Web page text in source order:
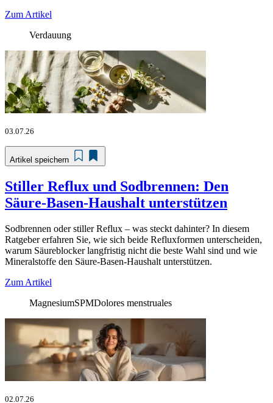
Zum Artikel
Verdauung
03.07.26
Artikel speichern
Stiller Reflux und Sodbrennen: Den
Säure-Basen-Haushalt unterstützen
Sodbrennen oder stiller Reflux – was steckt dahinter? In diesem
Ratgeber erfahren Sie, wie sich beide Refluxformen unterscheiden,
warum Säureblocker langfristig nicht die beste Wahl sind und wie
Mineralstoffe den Säure-Basen-Haushalt unterstützen.
Zum Artikel
MagnesiumSPMDolores menstruales
02.07.26